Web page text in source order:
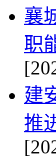
襄
职
建
推